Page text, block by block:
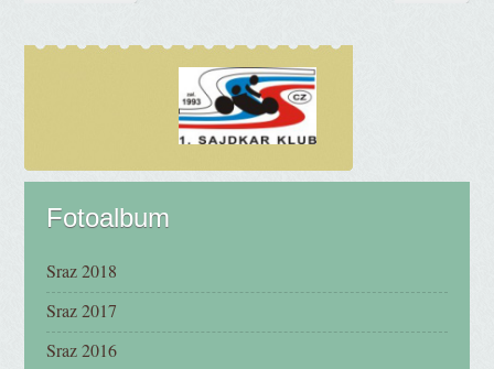
Fotoalbum
Sraz 2018
Sraz 2017
Sraz 2016